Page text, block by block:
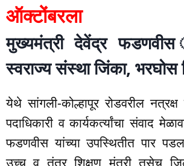
ऑक्टोंबरला
मुख्यमंत्री देवेंद्र
स्वराज्य संस्था जिंका, भरघोस
येथे सांगली-कोल्हापूर रोडवरील नत्रक्ष
पदाधिकारी व कार्यकर्त्यांचा संवाद
फडणवीस यांच्या उपस्थितीत पार
उच्च व तंत्र शिक्षण मंत्री तसेच